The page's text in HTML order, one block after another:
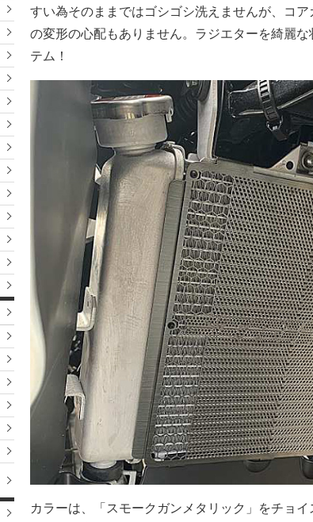
すい為そのままではゴシゴシ洗えませんが、コ
の変形の心配もありません。ラジエターを綺麗
テム！
カラーは、「スモークガンメタリック」をチョ